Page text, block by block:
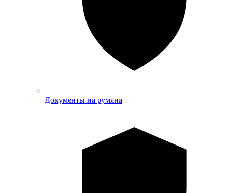
Документы на румяна